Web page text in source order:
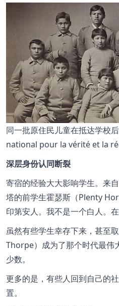
同一批原住民儿童在抵达学校
national pour la vérité et la
深层身份认同断裂
寄宿的经验大大影响学生。来
塔的前学生霍瑟斯（Plenty
印第安人。我不是一个白人。
虽然有些学生幸存下来，甚至
Thorpe）成为了那个时代最伟
少数。
更多的是，有些人回到自己的
置。